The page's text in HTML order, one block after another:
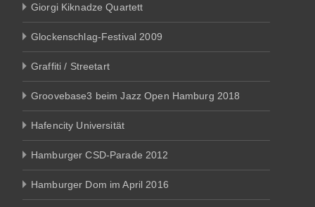
Giorgi Kiknadze Quartett
Glockenschlag-Festival 2009
Graffiti / Streetart
Groovebase3 beim Jazz Open Hamburg 2018
Hafencity Universität
Hamburger CSD-Parade 2012
Hamburger Dom im April 2016